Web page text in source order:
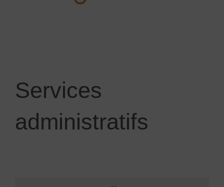
Services
administratifs